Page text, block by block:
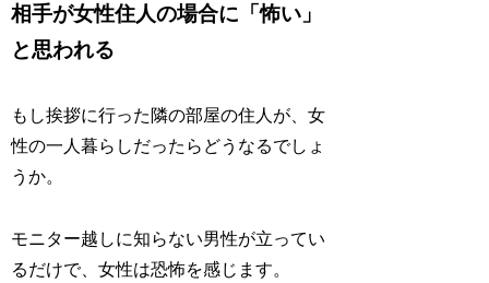
相手が女性住人の場合に「怖い」
と思われる
もし挨拶に行った隣の部屋の住人が、女
性の一人暮らしだったらどうなるでしょ
うか。
モニター越しに知らない男性が立ってい
るだけで、女性は恐怖を感じます。